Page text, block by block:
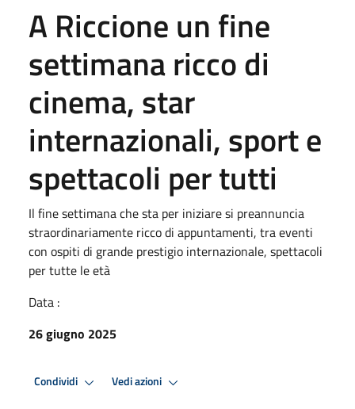
A Riccione un fine
settimana ricco di
cinema, star
internazionali, sport e
spettacoli per tutti
Il fine settimana che sta per iniziare si preannuncia
straordinariamente ricco di appuntamenti, tra eventi
con ospiti di grande prestigio internazionale, spettacoli
per tutte le età
Data :
26 giugno 2025
Condividi Vedi azioni